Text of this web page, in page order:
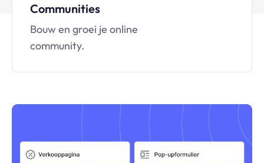
Communities
Bouw en groei je online
community.